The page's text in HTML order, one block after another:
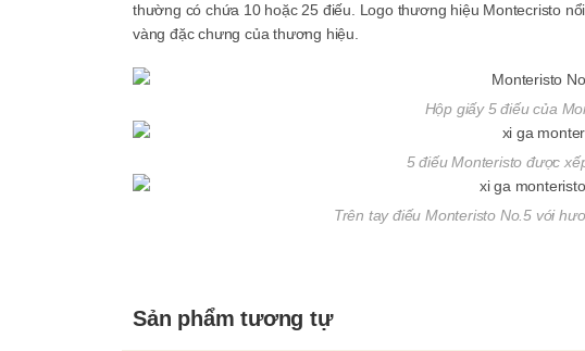
thường có chứa 10 hoặc 25 điếu. Logo thương hiệu Montecristo
vàng đặc chưng của thương hiệu.
Hộp giấy 5 điếu của
5 điếu Monteristo được
Trên tay điếu Monteristo No.5 với
Sản phẩm tương tự